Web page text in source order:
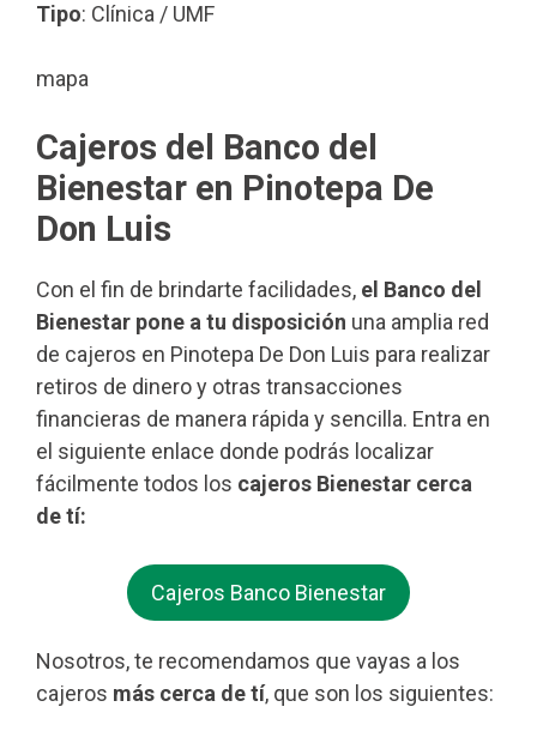
Tipo: Clínica / UMF
mapa
Cajeros del Banco del
Bienestar en Pinotepa De
Don Luis
Con el fin de brindarte facilidades, el Banco del
Bienestar pone a tu disposición una amplia red
de cajeros en Pinotepa De Don Luis para realizar
retiros de dinero y otras transacciones
financieras de manera rápida y sencilla. Entra en
el siguiente enlace donde podrás localizar
fácilmente todos los cajeros Bienestar cerca
de tí:
Cajeros Banco Bienestar
Nosotros, te recomendamos que vayas a los
cajeros más cerca de tí, que son los siguientes: